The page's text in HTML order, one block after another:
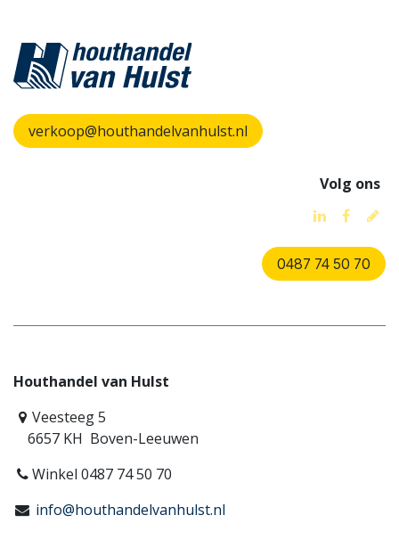
verkoop@houthandelvanhulst.nl
Volg ons
0487 74 50 70
Houthandel van Hulst
Veesteeg 5
6657 KH Boven-Leeuwen
Winkel 0487 74 50 70
info@houthandelvanhulst.nl